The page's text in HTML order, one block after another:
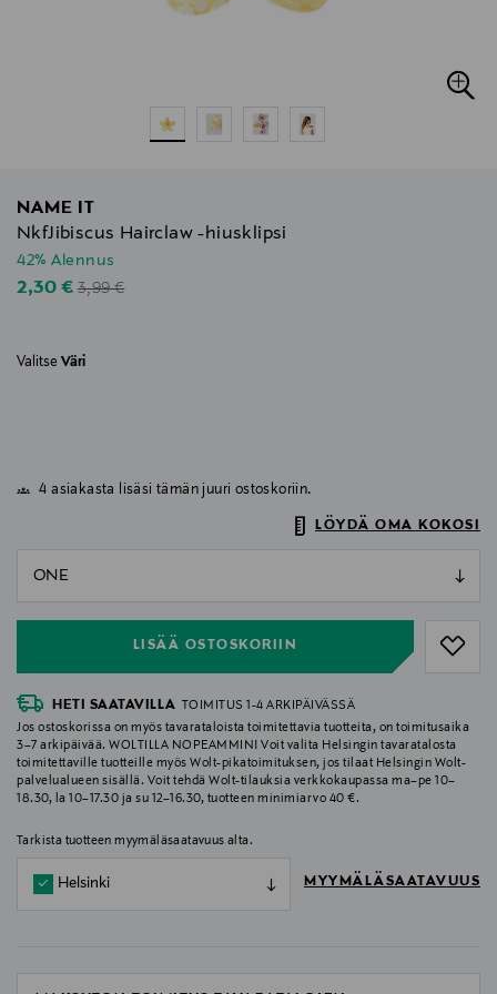
NAME IT
NkfJibiscus Hairclaw -hiusklipsi
42% Alennus
Discounted Price
2,30 € Original Price
3,99 €
Valitse Väri
4 asiakasta lisäsi tämän juuri ostoskoriin.
LÖYDÄ OMA KOKOSI
LISÄÄ OSTOSKORIIN
null
HETI SAATAVILLA TOIMITUS 1-4 ARKIPÄIVÄSSÄ
Jos ostoskorissa on myös tavarataloista toimitettavia tuotteita, on toimitusaika
3–7 arkipäivää. WOLTILLA NOPEAMMIN! Voit valita Helsingin tavaratalosta
toimitettaville tuotteille myös Wolt-pikatoimituksen, jos tilaat Helsingin Wolt-
palvelualueen sisällä. Voit tehdä Wolt-tilauksia verkkokaupassa ma–pe 10–
18.30, la 10–17.30 ja su 12–16.30, tuotteen minimiarvo 40 €.
Tarkista tuotteen myymäläsaatavuus alta.
Helsinki MYYMÄLÄSAATAVUUS